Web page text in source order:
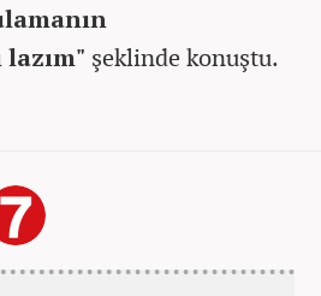
lazım" şeklinde konuştu.